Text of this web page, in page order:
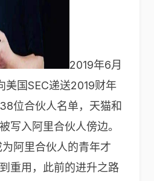
2019年6月
美国SEC递送2019财年
位合伙人名单，天猫和
写入阿里合伙人傍边。
阿里合伙人的青年才
重用，此前的进升之路